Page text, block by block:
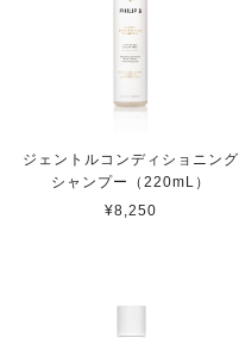
ジェントルコンディショニング
シャンプー（220mL）
¥8,250